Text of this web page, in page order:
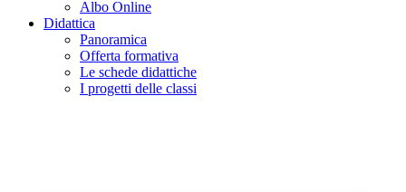
Albo Online
Didattica
Panoramica
Offerta formativa
Le schede didattiche
I progetti delle classi